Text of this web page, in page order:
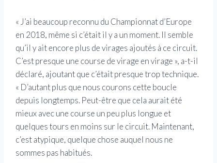
« J’ai beaucoup reconnu du Championnat d’Europe
en 2018, même si c’était il y a un moment. Il semble
qu’il y ait encore plus de virages ajoutés à ce circuit.
C’est presque une course de virage en virage », a-t-il
déclaré, ajoutant que c’était presque trop technique.
« D’autant plus que nous courons cette boucle
depuis longtemps. Peut-être que cela aurait été
mieux avec une course un peu plus longue et
quelques tours en moins sur le circuit. Maintenant,
c’est atypique, quelque chose auquel nous ne
sommes pas habitués.